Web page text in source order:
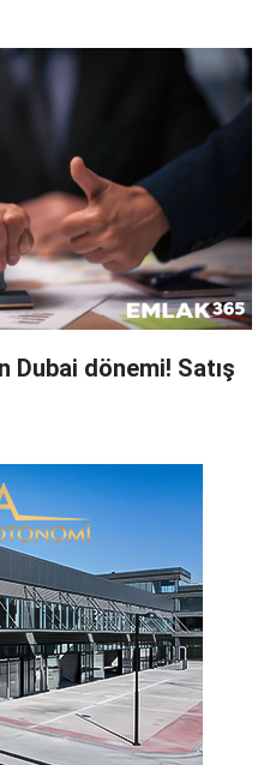
Dubai dönemi! Satış